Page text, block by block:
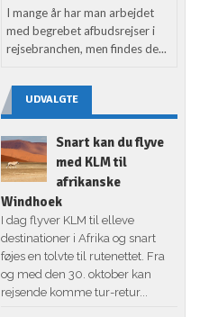
I mange år har man arbejdet
med begrebet afbudsrejser i
rejsebranchen, men findes de...
UDVALGTE
Snart kan du flyve
med KLM til
afrikanske
Windhoek
I dag flyver KLM til elleve
destinationer i Afrika og snart
føjes en tolvte til rutenettet. Fra
og med den 30. oktober kan
rejsende komme tur-retur...